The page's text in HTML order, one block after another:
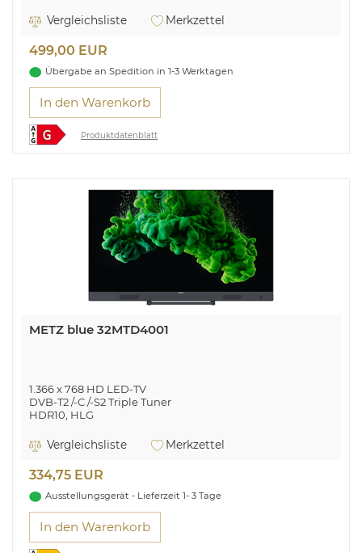
Vergleichsliste Merkzettel
499,00 EUR
Übergabe an Spedition in 1-3 Werktagen
In den Warenkorb
Produktdatenblatt
METZ blue 32MTD4001
1.366 x 768 HD LED-TV
DVB-T2 /-C /-S2 Triple Tuner
HDR10, HLG
Google Assistant Sprachsteuerung
dts Studio Sound kompatibel
Vergleichsliste Merkzettel
334,75 EUR
Ausstellungsgerät - Lieferzeit 1- 3 Tage
In den Warenkorb